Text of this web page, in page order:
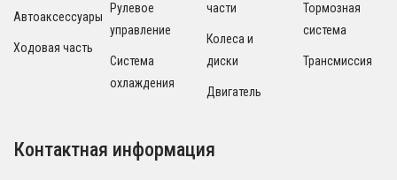
Автоаксессуары
Ходовая часть
Рулевое
управление
Система
охлаждения
части
Колеса и
диски
Двигатель
Тормозная
система
Трансмиссия
Контактная информация